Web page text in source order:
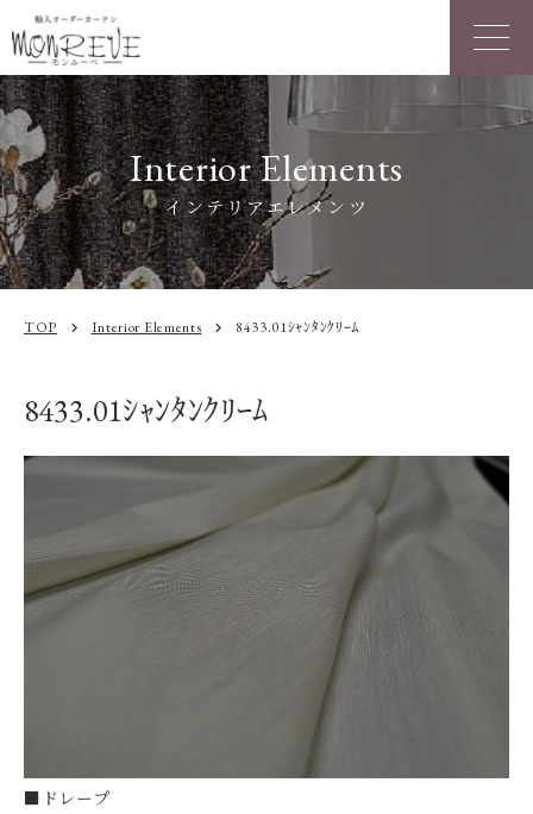
Interior Elements
インテリアエレメンツ
TOP chevron_right Interior Elements chevron_right 8433.01ｼｬﾝﾀﾝｸﾘｰﾑ
8433.01ｼｬﾝﾀﾝｸﾘｰﾑ
■ドレープ